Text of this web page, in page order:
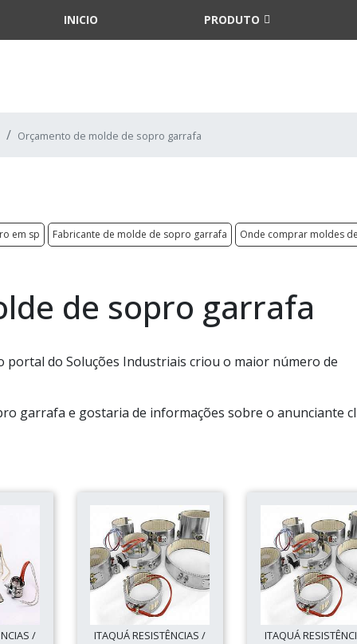
INICIO PRODUTO
Orçamento de molde de sopro garrafa
em sp Fabricante de molde de sopro garrafa Onde comprar moldes
de sopro garrafa
portal do Soluções Industriais criou o maior número de
garrafa e gostaria de informações sobre o anunciante
/
ITAQUÁ RESISTÊNCIAS /
ITAQUÁ